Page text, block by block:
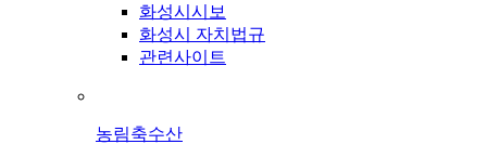
화성시시보
화성시 자치법규
관련사이트
농림축수산